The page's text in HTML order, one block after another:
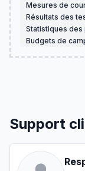
Mesures de
Résultats des
Statistiques
Budgets de
Support